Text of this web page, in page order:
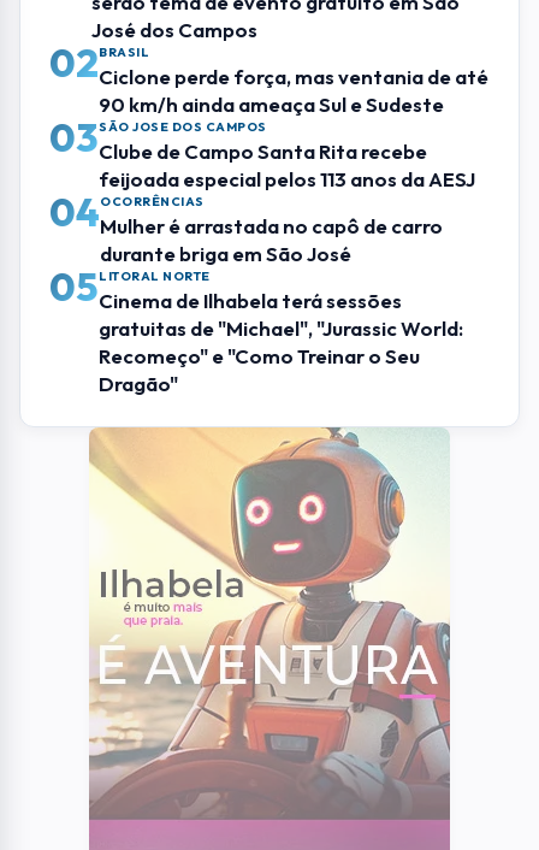
Homem morre e oito ficam feridos em
grave acidente entre dois veículos em
Cunha
OCORRÊNCIAS
Idoso perde controle do carro e invade
calçada ao sair de supermercado em São
José
Mais Lidas
EVENTOS
Inteligência Artificial e futuro do trabalho
serão tema de evento gratuito em São
José dos Campos
02Ciclone perde força, mas ventania de até
90 km/h ainda ameaça Sul e Sudeste
SÃO JOSE DOS CAMPOS
Clube de Campo Santa Rita recebe
feijoada especial pelos 113 anos da AESJ
OCORRÊNCIAS
Mulher é arrastada no capô de carro
durante briga em São José
05 LITORAL NORTE
Cinema de Ilhabela terá sessões
gratuitas de "Michael", "Jurassic World:
Recomeço" e "Como Treinar o Seu
Dragão"